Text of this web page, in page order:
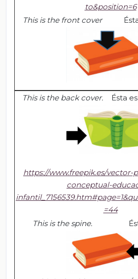
to&position=6
This is the front cover
This is the back cover. Ésta
https://www.freepik.es/vector-
conceptual-
=44
This is the spine.